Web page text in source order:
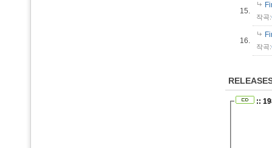
15.
작곡:
16.
작곡:
::